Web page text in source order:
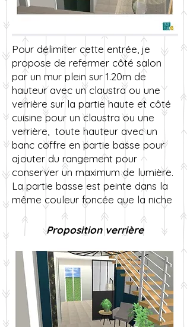
Pour délimiter cette entrée, je
propose de refermer côté salon
par un mur plein sur 1.20m de
hauteur avec un claustra ou une
verrière sur la partie haute et côté
cuisine pour un claustra ou une
verrière, toute hauteur avec un
banc coffre en partie basse pour
ajouter du rangement pour
conserver un maximum de lumière.
La partie basse est peinte dans la
même couleur foncée que la niche
Proposition verrière